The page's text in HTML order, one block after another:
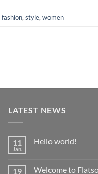
fashion, style, women
LATEST NEWS
11
Jan.
Hello world!
Hello
19 Welcome to